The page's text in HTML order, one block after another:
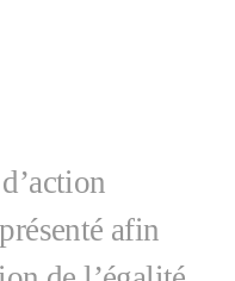
afin